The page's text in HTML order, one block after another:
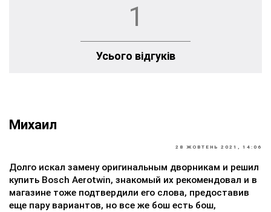
1
Усього відгуків
Михаил
28 ЖОВТЕНЬ 2021, 14:06
Долго искал замену оригинальным дворникам и решил
купить Bosch Aerotwin, знакомый их рекомендовал и в
магазине тоже подтвердили его слова, предоставив
еще пару вариантов, но все же бош есть бош,